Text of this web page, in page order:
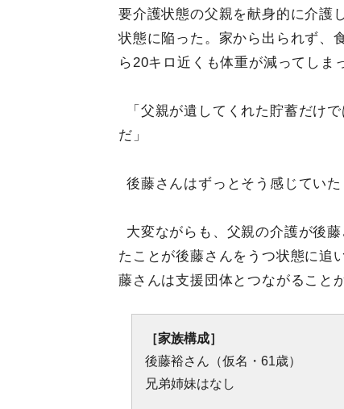
要介護状態の父親を献身的に介護
状態に陥った。家から出られず、
ら20キロ近くも体重が減ってしま
「父親が遺してくれた貯蓄だけ
だ」
後藤さんはずっとそう感じていた
大変ながらも、父親の介護が後
たことが後藤さんをうつ状態に追
藤さんは支援団体とつながること
［家族構成］
後藤裕さん（仮名・61歳）
兄弟姉妹はなし